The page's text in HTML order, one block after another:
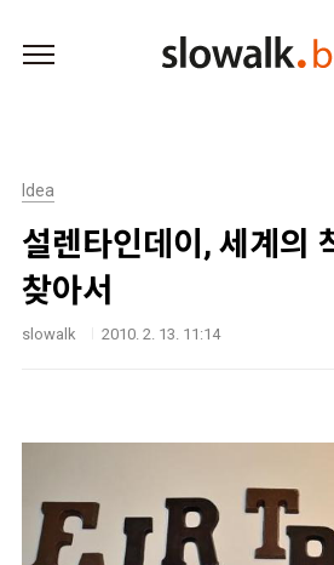
Idea
설렌타인데이, 세계의
찾아서
slowalk 2010. 2. 13. 11:14